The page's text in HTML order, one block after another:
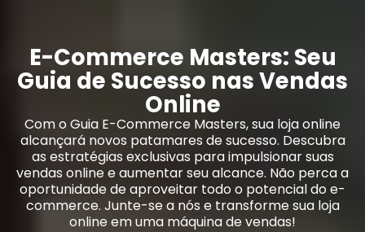
E-Commerce Masters: Seu
Guia de Sucesso nas Vendas
Online
Com o Guia E-Commerce Masters, sua loja online
alcançará novos patamares de sucesso. Descubra
as estratégias exclusivas para impulsionar suas
vendas online e aumentar seu alcance. Não perca a
oportunidade de aproveitar todo o potencial do e-
commerce. Junte-se a nós e transforme sua loja
online em uma máquina de vendas!